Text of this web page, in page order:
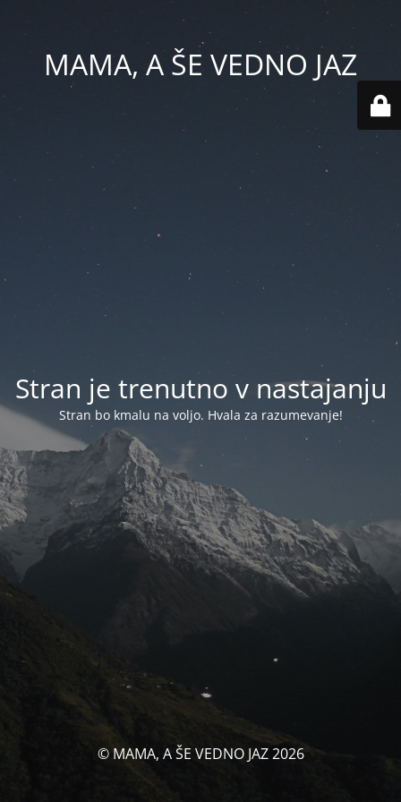
MAMA, A ŠE VEDNO JAZ
Stran je trenutno v nastajanju
Stran bo kmalu na voljo. Hvala za razumevanje!
© MAMA, A ŠE VEDNO JAZ 2026